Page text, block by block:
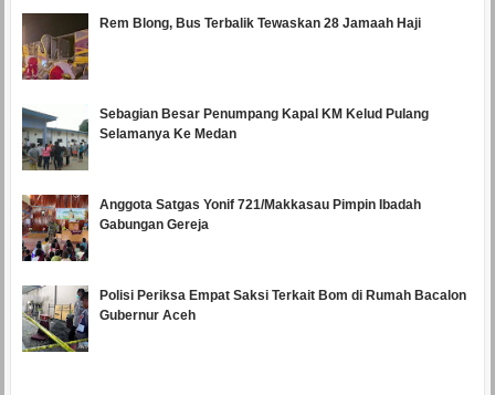
Rem Blong, Bus Terbalik Tewaskan 28 Jamaah Haji
Sebagian Besar Penumpang Kapal KM Kelud Pulang
Selamanya Ke Medan
Anggota Satgas Yonif 721/Makkasau Pimpin Ibadah
Gabungan Gereja
Polisi Periksa Empat Saksi Terkait Bom di Rumah Bacalon
Gubernur Aceh